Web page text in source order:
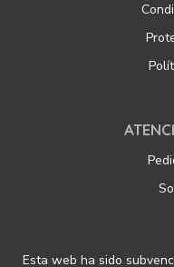
Esta web ha sido